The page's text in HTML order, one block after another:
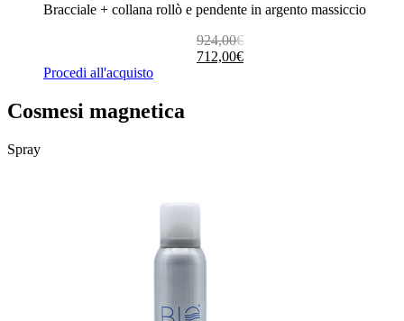
Bracciale + collana rollò e pendente in argento massiccio
924,00€
Il
prezzo
712,00€
Il
prezzo
Procedi all'acquisto
Cosmesi magnetica
Spray